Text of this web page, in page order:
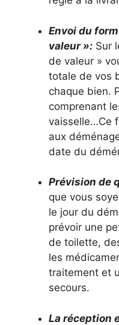
Envoi du
valeur »: Sur
de valeur »
totale de vos
chaque bien.
comprenant
vaisselle…Ce
aux
date du
Prévision de
que vous
le jour du
prévoir une
de toilette,
les
traitement et
secours.
La réception